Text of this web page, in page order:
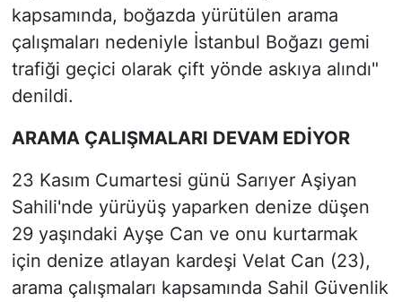
kapsamında, boğazda yürütülen arama
çalışmaları nedeniyle İstanbul Boğazı gemi
trafiği geçici olarak çift yönde askıya alındı"
denildi.
ARAMA ÇALIŞMALARI DEVAM EDİYOR
23 Kasım Cumartesi günü Sarıyer Aşiyan
Sahili'nde yürüyüş yaparken denize düşen
29 yaşındaki Ayşe Can ve onu kurtarmak
için denize atlayan kardeşi Velat Can (23),
arama çalışmaları kapsamında Sahil Güvenlik
YAŞAM